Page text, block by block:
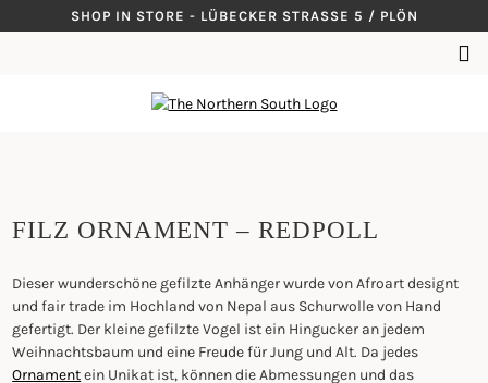
to
SHOP IN STORE - LÜBECKER STRASSE 5 / PLÖN
SUCHEN
FILZ ORNAMENT – REDPOLL
Dieser wunderschöne gefilzte Anhänger wurde von Afroart designt
und fair trade im Hochland von Nepal aus Schurwolle von Hand
gefertigt. Der kleine gefilzte Vogel ist ein Hingucker an jedem
Weihnachtsbaum und eine Freude für Jung und Alt. Da jedes
Ornamentein Unikat ist, können die Abmessungen und das